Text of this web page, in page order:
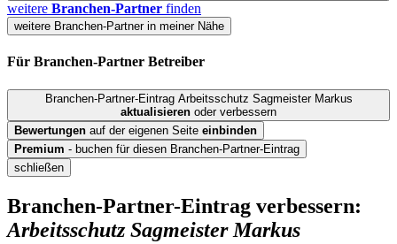
weitere Branchen-Partner finden
weitere Branchen-Partner in meiner Nähe
Für Branchen-Partner Betreiber
Branchen-Partner-Eintrag Arbeitsschutz Sagmeister Markus
aktualisieren oder verbessern
Bewertungen auf der eigenen Seite einbinden
Premium - buchen für diesen Branchen-Partner-Eintrag
schließen
Branchen-Partner-Eintrag verbessern:
Arbeitsschutz Sagmeister Markus